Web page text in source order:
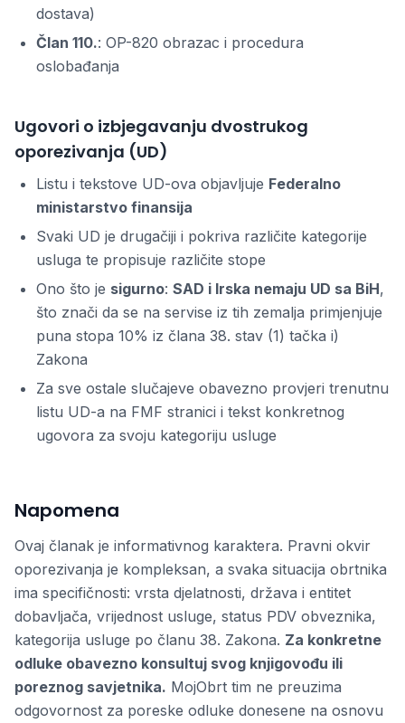
dostava)
Član 110.: OP-820 obrazac i procedura
oslobađanja
Ugovori o izbjegavanju dvostrukog
oporezivanja (UD)
Listu i tekstove UD-ova objavljuje Federalno
ministarstvo finansija
Svaki UD je drugačiji i pokriva različite kategorije
usluga te propisuje različite stope
Ono što je sigurno: SAD i Irska nemaju UD sa BiH,
što znači da se na servise iz tih zemalja primjenjuje
puna stopa 10% iz člana 38. stav (1) tačka i)
Zakona
Za sve ostale slučajeve obavezno provjeri trenutnu
listu UD-a na FMF stranici i tekst konkretnog
ugovora za svoju kategoriju usluge
Napomena
Ovaj članak je informativnog karaktera. Pravni okvir
oporezivanja je kompleksan, a svaka situacija obrtnika
ima specifičnosti: vrsta djelatnosti, država i entitet
dobavljača, vrijednost usluge, status PDV obveznika,
kategorija usluge po članu 38. Zakona. Za konkretne
odluke obavezno konsultuj svog knjigovođu ili
poreznog savjetnika. MojObrt tim ne preuzima
odgovornost za poreske odluke donesene na osnovu